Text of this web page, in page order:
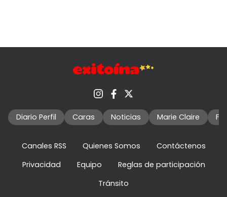
Diario Perfil Caras Noticias Marie Claire
Canales RSS Quienes Somos
Contáctenos
Privacidad
Equipo
Reglas de participación
Tránsito